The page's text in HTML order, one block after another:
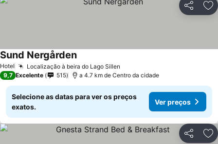
Partilhar
Hotel Localização à beira do Lago Sillen
Sund NergårdenVer preços
9,7 Excelente 515 a 4.7 km de Centro da cidade
Selecione as datas para ver os preços
exatos.
Ver preços
Partilhar